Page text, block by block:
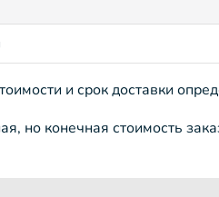
и срок доставки
но конечная стоимость